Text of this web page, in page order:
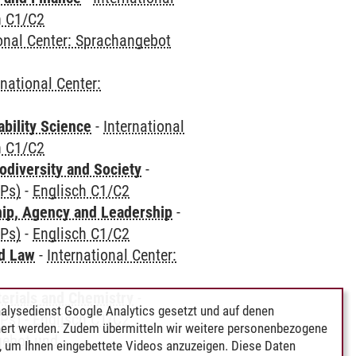
C1/C2
Center: Sprachangebot
Center:
Science - International
C1/C2
and Society -
- Englisch C1/C2
Agency and Leadership -
- Englisch C1/C2
Law - International Center:
and Chemistry
-Englisch C1/C2
und
Google Analytics gesetzt und auf denen
werden. Zudem übermitteln wir weitere personenbezogene
Ihnen eingebettete Videos anzuzeigen. Diese Daten